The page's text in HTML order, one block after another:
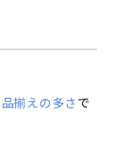
品揃えの多さで